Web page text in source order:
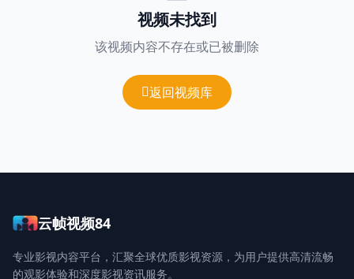
登录 / 注册
视频未找到
该视频内容不存在或已被删除
返回视频库
云帧视频84
专业影视内容平台，汇聚全球优质影视资源，为用户提供高清流畅
的观影体验和深度影视资讯服务。